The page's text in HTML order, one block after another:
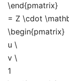
\end{pmatrix}
= Z \cdot
\begin{pmatrix}
u \
v \
1